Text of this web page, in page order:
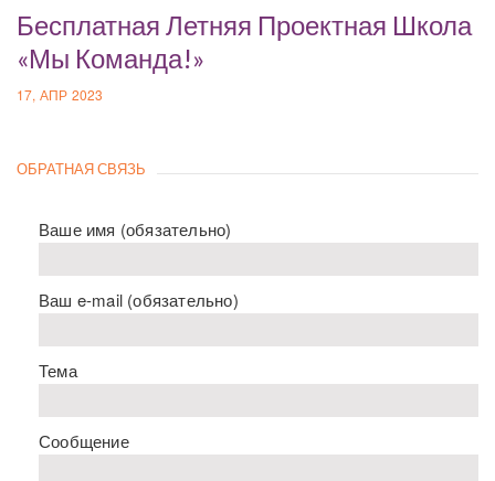
Бесплатная Летняя Проектная Школа
«Мы Команда!»
17, АПР 2023
ОБРАТНАЯ СВЯЗЬ
Ваше имя (обязательно)
Ваш e-mail (обязательно)
Тема
Сообщение